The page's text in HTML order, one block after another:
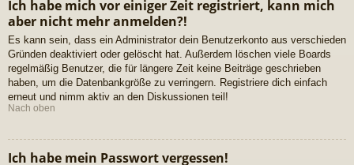
Ich habe mich vor einiger Zeit registriert, kann mich
aber nicht mehr anmelden?!
Es kann sein, dass ein Administrator dein Benutzerkonto aus verschieden
Gründen deaktiviert oder gelöscht hat. Außerdem löschen viele Boards
regelmäßig Benutzer, die für längere Zeit keine Beiträge geschrieben
haben, um die Datenbankgröße zu verringern. Registriere dich einfach
erneut und nimm aktiv an den Diskussionen teil!
Nach oben
Ich habe mein Passwort vergessen!